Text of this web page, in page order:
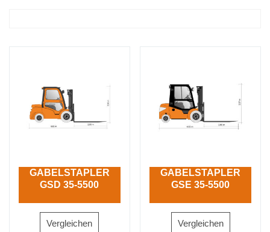
GABELSTAPLER
GSD 35-5500
Vergleichen
GABELSTAPLER
GSE 35-5500
Vergleichen